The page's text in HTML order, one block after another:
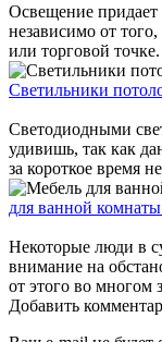
Освещение придает
независимо от
или торговой
Светильники
Светодиодными
удивишь, так как
за короткое время
для ванной
Некоторые люди в
внимание на
от этого во многом
Добавить